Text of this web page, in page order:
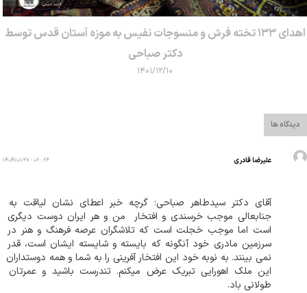
اهدای ۱۳۳ تخته فرش و منسوجات نفیس به موزه آستان قدس توسط
دکتر صباحی
۱۴۰۱/۱۲/۱۰
دیدگاه ها
علیرضا قادری ۲۶ : ۰۲ - ۱۴۰۴/۰۱/۲۷
آقای دکتر سیدطاهر صباحی؛ گرچه خبر اعطای نشان لیاقت به
جنابعالی موجب خرسندی و افتخار  من و هر ایران دوست دیگری
است اما موجب خجلت است که تلاشگران عرصه فرهنگ و هنر در
سرزمین مادری خود آنگونه که بایسته و شایسته ایشان است، قدر
نمی بینند. به نوبه خود این افتخار آفرینی را به شما و همه دوستداران
این ملک اهورایی تبریک عرض میکنم. تندرست باشید و عمرتان
طولانی باد.